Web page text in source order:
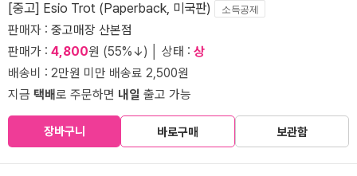
[중고] Esio Trot (Paperback, 미국판) 소득공제
판매자 : 중고매장 산본점
판매가 : 4,800원 (55%↓) │ 상태 : 상
배송비 : 2만원 미만 배송료 2,500원
지금 택배로 주문하면 내일 출고 가능
장바구니 바로구매 보관함